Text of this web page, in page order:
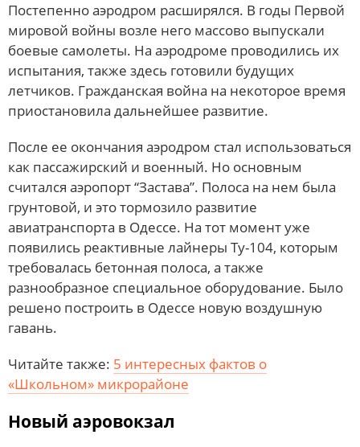
Постепенно аэродром расширялся. В годы Первой
мировой войны возле него массово выпускали
боевые самолеты. На аэродроме проводились их
испытания, также здесь готовили будущих
летчиков. Гражданская война на некоторое время
приостановила дальнейшее развитие.
После ее окончания аэродром стал использоваться
как пассажирский и военный. Но основным
считался аэропорт “Застава”. Полоса на нем была
грунтовой, и это тормозило развитие
авиатранспорта в Одессе. На тот момент уже
появились реактивные лайнеры Ту-104, которым
требовалась бетонная полоса, а также
разнообразное специальное оборудование. Было
решено построить в Одессе новую воздушную
гавань.
Читайте также: 5 интересных фактов о
«Школьном» микрорайоне
Новый аэровокзал